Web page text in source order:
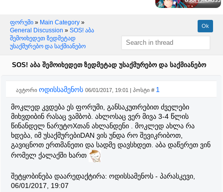
ფორუმი » Main Category »
General Discussion » SOS! აბა
შემოიხედეთ ზედმეტად
უსაქმურებო და საქმიანებო
SOS! აბა შემოიხედეთ ზედმეტად უსაქმურებო და საქმიანებო
ავტორი ოდისსამენოს 06/01/2017, 19:01 | პოსტი # 1
მოკლედ კვდება ეს ფორუმი, განსაკუთრებით ძველები
მიხვდიბინ რასაც ვამბობ. ახლოსაც ვერ მივა 3-4 წლის
წინანდელ ნარუტოXთან ახლანდენი . მოკლედ ახლა რა
ხდება, იმ უსაქმურებიDAN ვის უნდა რო შევიკრიბოთ,
გავიცნოთ ერთმანეთი და სადმე დავსხდეთ. აბა დაწერეთ ვინ
რომელ ქალაქში ხართ
შეტყობინება დაარედაქტირა: ოდისსამენოს - პარასკევი,
06/01/2017, 19:07